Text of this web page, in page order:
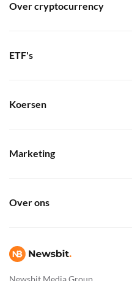
Newsbit Media Group
Over cryptocurrency
ETF's
Koersen
Marketing
Over ons